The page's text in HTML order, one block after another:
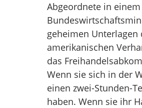
Abgeordnete in
geheimen Unterlagen
amerikanischen
das
Wenn sie sich in der
einen zwei-Stunden-
haben. Wenn sie ihr